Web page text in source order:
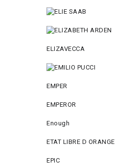
ELIZAVECCA
EMPER
EMPEROR
Enough
ETAT LIBRE D ORANGE
EPIC